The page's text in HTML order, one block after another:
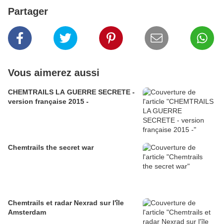
Partager
Vous aimerez aussi
CHEMTRAILS LA GUERRE SECRETE -
version française 2015 -
Chemtrails the secret war
Chemtrails et radar Nexrad sur l'île
Amsterdam